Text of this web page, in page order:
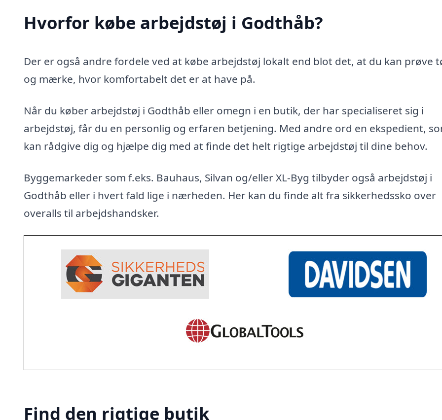
Hvorfor købe arbejdstøj i Godthåb?
Der er også andre fordele ved at købe arbejdstøj lokalt end blot det, at du kan prøve
og mærke, hvor komfortabelt det er at have på.
Når du køber arbejdstøj i Godthåb eller omegn i en butik, der har specialiseret sig i
arbejdstøj, får du en personlig og erfaren betjening. Med andre ord en ekspedient,
kan rådgive dig og hjælpe dig med at finde det helt rigtige arbejdstøj til dine behov.
Byggemarkeder som f.eks. Bauhaus, Silvan og/eller XL-Byg tilbyder også arbejdstøj i
Godthåb eller i hvert fald lige i nærheden. Her kan du finde alt fra sikkerhedssko over
overalls til arbejdshandsker.
Find den rigtige butik